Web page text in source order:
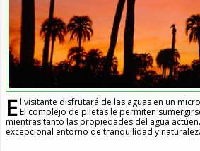
E l visitante disfrutará de las aguas en un
El complejo de piletas le permiten
mientras tanto las propiedades del agua
excepcional entorno de tranquilidad y